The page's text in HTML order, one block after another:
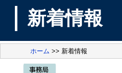
新着情報
ホーム >> 新着情報